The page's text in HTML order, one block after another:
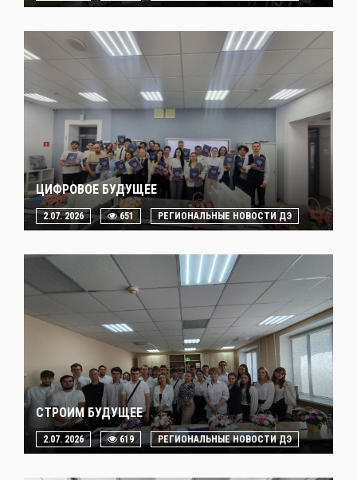
ЦИФРОВОЕ БУДУЩЕЕ
2.07. 2026 651 РЕГИОНАЛЬНЫЕ НОВОСТИ ДЭ
СТРОИМ БУДУЩЕЕ
2.07. 2026 619 РЕГИОНАЛЬНЫЕ НОВОСТИ ДЭ